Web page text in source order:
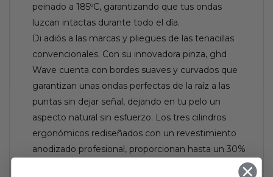
peinado a 185ºC, garantizando que tus ondas
luzcan intactas durante todo el día.
Di adiós a las marcas y pliegues de las tenacillas
convencionales. Con su innovadora pinza, ghd
Wave cuenta con bordes suaves y curvados que
garantizan unas ondas perfectas de la raíz a las
puntas sin dejar señal, dejando en tu pelo un
aspecto natural sin esfuerzo. Los tres cilindros
ergonómicos rediseñados con un revestimiento
anodizado profesional, proporcionan hasta un 30%